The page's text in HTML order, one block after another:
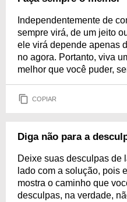
Independentemente de
sempre virá, de um jeito
ele virá depende apenas
no agora. Portanto, viva
melhor que você puder,
COPIAR
Diga não para a
Deixe suas desculpas de
lado com a solução, pois
mostra o caminho que
desculpas, na verdade,